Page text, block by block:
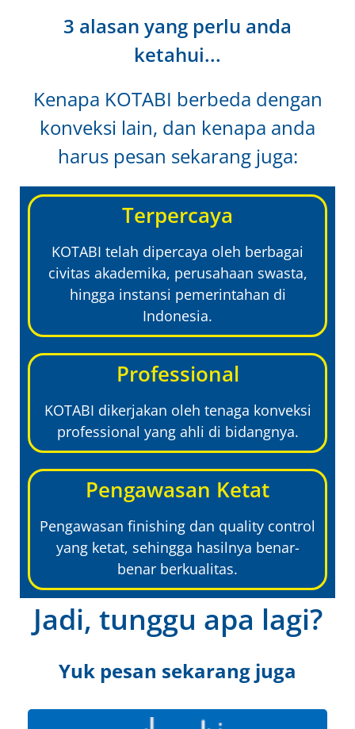
3 alasan yang perlu anda
ketahui...
Kenapa KOTABI berbeda dengan
konveksi lain, dan kenapa anda
harus pesan sekarang juga:
Terpercaya
KOTABI telah dipercaya oleh berbagai
civitas akademika, perusahaan swasta,
hingga instansi pemerintahan di
Indonesia.
Professional
KOTABI dikerjakan oleh tenaga konveksi
professional yang ahli di bidangnya.
Pengawasan Ketat
Pengawasan finishing dan quality control
yang ketat, sehingga hasilnya benar-
benar berkualitas.
Jadi, tunggu apa lagi?
Yuk pesan sekarang juga